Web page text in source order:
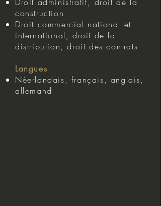
construction
Droit commercial national et
international, droit de la
distribution, droit des contrats
Langues
Néerlandais, français, anglais,
allemand